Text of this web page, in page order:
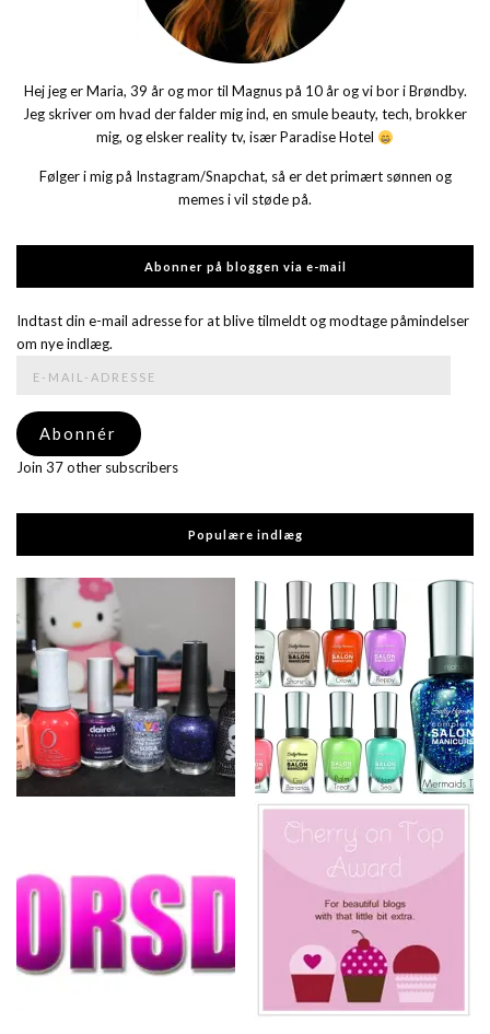
Hej jeg er Maria, 39 år og mor til Magnus på 10 år og vi bor i Brøndby.
Jeg skriver om hvad der falder mig ind, en smule beauty, tech, brokker
mig, og elsker reality tv, især Paradise Hotel
Følger i mig på Instagram/Snapchat, så er det primært sønnen og
memes i vil støde på.
Abonner på bloggen via e-mail
Indtast din e-mail adresse for at blive tilmeldt og modtage påmindelser
om nye indlæg.
adresse
Abonnér
Join 37 other subscribers
Populære indlæg